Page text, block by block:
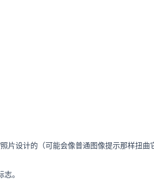
片设计的（可能会像普通图像提示那样扭曲
。